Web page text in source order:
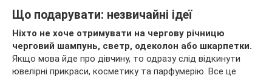
Що подарувати: незвичайні ідеї
Ніхто не хоче отримувати на чергову річницю
черговий шампунь, светр, одеколон або шкарпетки.
Якщо мова йде про дівчину, то одразу слід відкинути
ювелірні прикраси, косметику та парфумерію. Все це